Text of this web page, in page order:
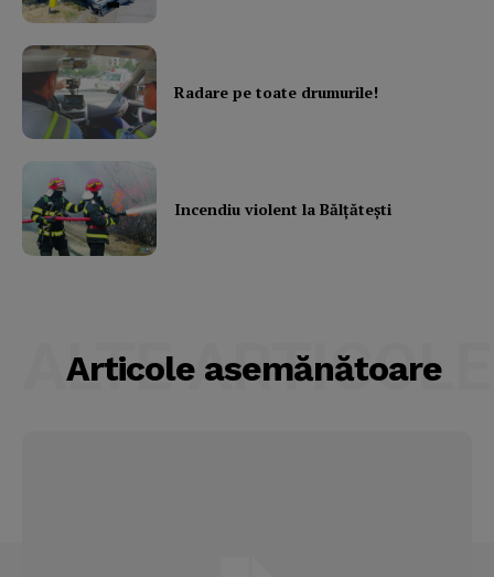
Radare pe toate drumurile!
Incendiu violent la Bălţăteşti
Articole asemănătoare
ALTE ARTICOLE